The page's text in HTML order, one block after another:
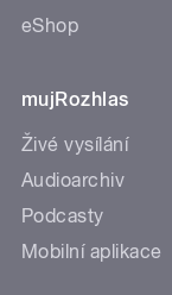
eShop
mujRozhlas
Živé vysílání
Audioarchiv
Podcasty
Mobilní aplikace